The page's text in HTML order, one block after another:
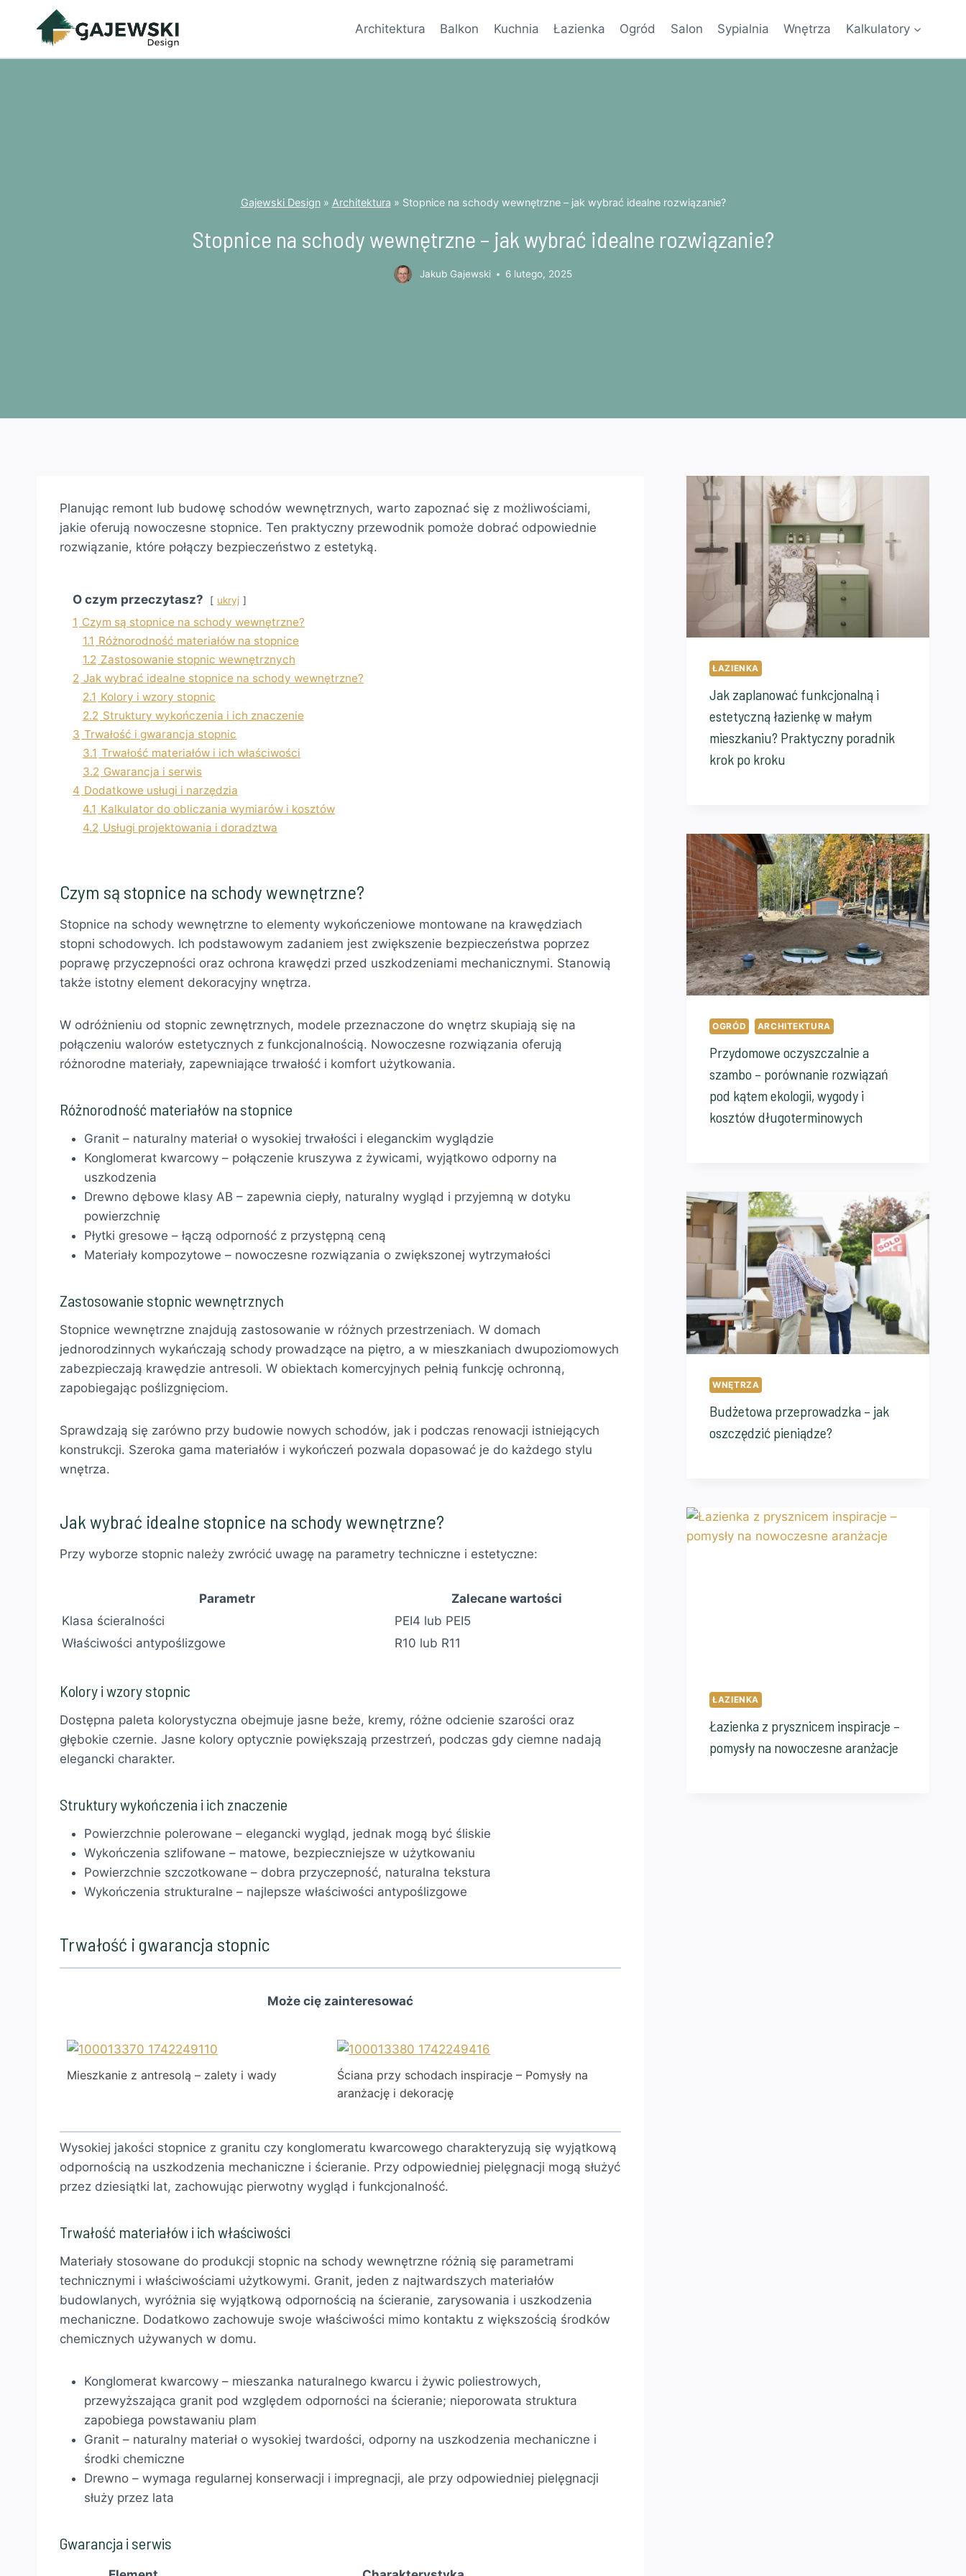
Architektura Balkon Kuchnia Łazienka Ogród Salon Sypialnia Wnętrza Kalkulatory
Gajewski Design» Architektura » Stopnice na schody wewnętrzne – jak wybrać idealne rozwiązanie?
Stopnice na schody wewnętrzne – jak wybrać idealne rozwiązanie?
Jakub Gajewski 6 lutego, 2025
Planując remont lub budowę schodów wewnętrznych, warto zapoznać się z możliwościami,
jakie oferują nowoczesne stopnice. Ten praktyczny przewodnik pomoże dobrać odpowiednie
rozwiązanie, które połączy bezpieczeństwo z estetyką.
O czym przeczytasz? ukryj
1 Czym są stopnice na schody wewnętrzne?
1.1 Różnorodność materiałów na stopnice
1.2 Zastosowanie stopnic wewnętrznych
2 Jak wybrać idealne stopnice na schody wewnętrzne?
2.1 Kolory i wzory stopnic
2.2 Struktury wykończenia i ich znaczenie
3 Trwałość i gwarancja stopnic
3.1 Trwałość materiałów i ich właściwości
3.2 Gwarancja i serwis
4 Dodatkowe usługi i narzędzia
4.1 Kalkulator do obliczania wymiarów i kosztów
4.2 Usługi projektowania i doradztwa
Czym są stopnice na schody wewnętrzne?
Stopnice na schody wewnętrzne to elementy wykończeniowe montowane na krawędziach
stopni schodowych. Ich podstawowym zadaniem jest zwiększenie bezpieczeństwa poprzez
poprawę przyczepności oraz ochrona krawędzi przed uszkodzeniami mechanicznymi. Stanowią
także istotny element dekoracyjny wnętrza.
W odróżnieniu od stopnic zewnętrznych, modele przeznaczone do wnętrz skupiają się na
połączeniu walorów estetycznych z funkcjonalnością. Nowoczesne rozwiązania oferują
różnorodne materiały, zapewniające trwałość i komfort użytkowania.
Różnorodność materiałów na stopnice
Granit – naturalny materiał o wysokiej trwałości i eleganckim wyglądzie
Konglomerat kwarcowy – połączenie kruszywa z żywicami, wyjątkowo odporny na
uszkodzenia
Drewno dębowe klasy AB – zapewnia ciepły, naturalny wygląd i przyjemną w dotyku
powierzchnię
Płytki gresowe – łączą odporność z przystępną ceną
Materiały kompozytowe – nowoczesne rozwiązania o zwiększonej wytrzymałości
Zastosowanie stopnic wewnętrznych
Stopnice wewnętrzne znajdują zastosowanie w różnych przestrzeniach. W domach
jednorodzinnych wykańczają schody prowadzące na piętro, a w mieszkaniach dwupoziomowych
zabezpieczają krawędzie antresoli. W obiektach komercyjnych pełnią funkcję ochronną,
zapobiegając poślizgnięciom.
Sprawdzają się zarówno przy budowie nowych schodów, jak i podczas renowacji istniejących
konstrukcji. Szeroka gama materiałów i wykończeń pozwala dopasować je do każdego stylu
wnętrza.
Jak wybrać idealne stopnice na schody wewnętrzne?
Przy wyborze stopnic należy zwrócić uwagę na parametry techniczne i estetyczne:
Parametr
Zalecane wartości
Klasa ścieralności
PEI4 lub PEI5
Właściwości antypoślizgowe
R10 lub R11
Kolory i wzory stopnic
Dostępna paleta kolorystyczna obejmuje jasne beże, kremy, różne odcienie szarości oraz
głębokie czernie. Jasne kolory optycznie powiększają przestrzeń, podczas gdy ciemne nadają
elegancki charakter.
Struktury wykończenia i ich znaczenie
Powierzchnie polerowane – elegancki wygląd, jednak mogą być śliskie
Wykończenia szlifowane – matowe, bezpieczniejsze w użytkowaniu
Powierzchnie szczotkowane – dobra przyczepność, naturalna tekstura
Wykończenia strukturalne – najlepsze właściwości antypoślizgowe
Trwałość i gwarancja stopnic
Może cię zainteresować
Mieszkanie z antresolą – zalety i wady
Ściana przy schodach inspiracje – Pomysły na
aranżację i dekorację
Wysokiej jakości stopnice z granitu czy konglomeratu kwarcowego charakteryzują się wyjątkową
odpornością na uszkodzenia mechaniczne i ścieranie. Przy odpowiedniej pielęgnacji mogą służyć
przez dziesiątki lat, zachowując pierwotny wygląd i funkcjonalność.
Trwałość materiałów i ich właściwości
Materiały stosowane do produkcji stopnic na schody wewnętrzne różnią się parametrami
technicznymi i właściwościami użytkowymi. Granit, jeden z najtwardszych materiałów
budowlanych, wyróżnia się wyjątkową odpornością na ścieranie, zarysowania i uszkodzenia
mechaniczne. Dodatkowo zachowuje swoje właściwości mimo kontaktu z większością środków
chemicznych używanych w domu.
Konglomerat kwarcowy – mieszanka naturalnego kwarcu i żywic poliestrowych,
przewyższająca granit pod względem odporności na ścieranie; nieporowata struktura
zapobiega powstawaniu plam
Granit – naturalny materiał o wysokiej twardości, odporny na uszkodzenia mechaniczne i
środki chemiczne
Drewno – wymaga regularnej konserwacji i impregnacji, ale przy odpowiedniej pielęgnacji
służy przez lata
Gwarancja i serwis
ŁAZIENKA
Jak zaplanować funkcjonalną i
estetyczną łazienkę w małym
mieszkaniu? Praktyczny poradnik
krok po kroku
OGRÓD ARCHITEKTURA
Przydomowe oczyszczalnie a
szambo – porównanie rozwiązań
pod kątem ekologii, wygody i
kosztów długoterminowych
WNĘTRZA
Budżetowa przeprowadzka – jak
oszczędzić pieniądze?
ŁAZIENKA
Łazienka z prysznicem inspiracje –
pomysły na nowoczesne aranżacje